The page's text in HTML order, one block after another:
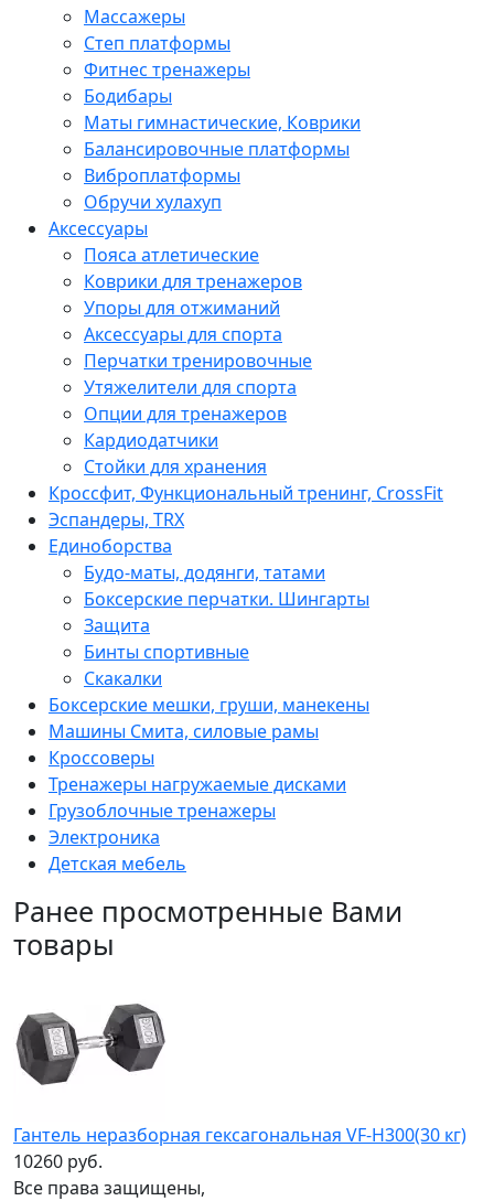
Массажеры
Степ платформы
Фитнес тренажеры
Бодибары
Маты гимнастические, Коврики
Балансировочные платформы
Виброплатформы
Обручи хулахуп
Аксессуары
Пояса атлетические
Коврики для тренажеров
Упоры для отжиманий
Аксессуары для спорта
Перчатки тренировочные
Утяжелители для спорта
Опции для тренажеров
Кардиодатчики
Стойки для хранения
Кроссфит, Функциональный тренинг, CrossFit
Эспандеры, TRX
Единоборства
Будо-маты, додянги, татами
Боксерские перчатки. Шингарты
Защита
Бинты спортивные
Скакалки
Боксерские мешки, груши, манекены
Машины Смита, силовые рамы
Кроссоверы
Тренажеры нагружаемые дисками
Грузоблочные тренажеры
Электроника
Детская мебель
Ранее просмотренные Вами
товары
Гантель неразборная гексагональная VF-H300(30 кг)
10260 руб.
Все права защищены,